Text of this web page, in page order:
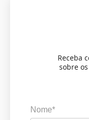
Receba
sobre
Nome*